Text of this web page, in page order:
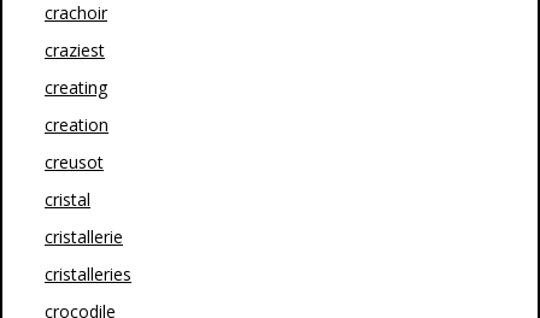
crachoir
craziest
creating
creation
creusot
cristal
cristallerie
cristalleries
crocodile